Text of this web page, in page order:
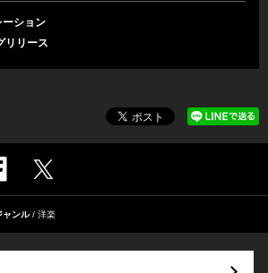
ション
リリース
ャンル 洋楽